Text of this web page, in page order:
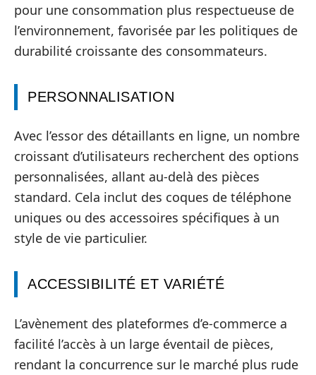
pour une consommation plus respectueuse de
l’environnement, favorisée par les politiques de
durabilité croissante des consommateurs.
PERSONNALISATION
Avec l’essor des détaillants en ligne, un nombre
croissant d’utilisateurs recherchent des options
personnalisées, allant au-delà des pièces
standard. Cela inclut des coques de téléphone
uniques ou des accessoires spécifiques à un
style de vie particulier.
ACCESSIBILITÉ ET VARIÉTÉ
L’avènement des plateformes d’e-commerce a
facilité l’accès à un large éventail de pièces,
rendant la concurrence sur le marché plus rude